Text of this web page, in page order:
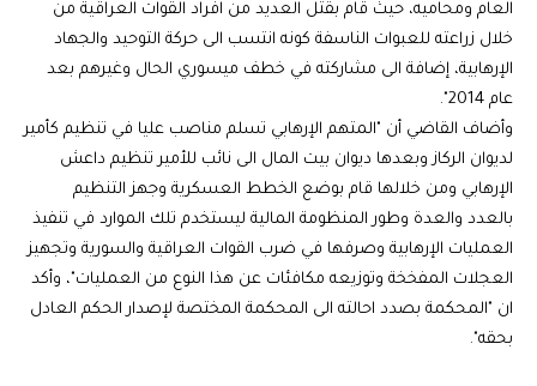
العام ومحاميه، حيث قام بقتل العديد من افراد القوات العراقية من
خلال زراعته للعبوات الناسفة كونه انتسب الى حركة التوحيد والجهاد
الإرهابية، إضافة الى مشاركته في خطف ميسوري الحال وغيرهم بعد
عام 2014".
وأضاف القاضي أن "المتهم الإرهابي تسلم مناصب عليا في تنظيم كأمير
لديوان الركاز وبعدها ديوان بيت المال الى نائب للأمير تنظيم داعش
الإرهابي ومن خلالها قام بوضع الخطط العسكرية وجهز التنظيم
بالعدد والعدة وطور المنظومة المالية ليستخدم تلك الموارد في تنفيذ
العمليات الإرهابية وصرفها في ضرب القوات العراقية والسورية وتجهيز
العجلات المفخخة وتوزيعه مكافئات عن هذا النوع من العمليات"، وأكد
ان "المحكمة بصدد احالته الى المحكمة المختصة لإصدار الحكم العادل
بحقه".